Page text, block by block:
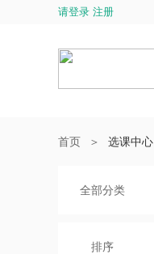
请登录 注册
首页 ＞ 选课中心
全部分类
排序